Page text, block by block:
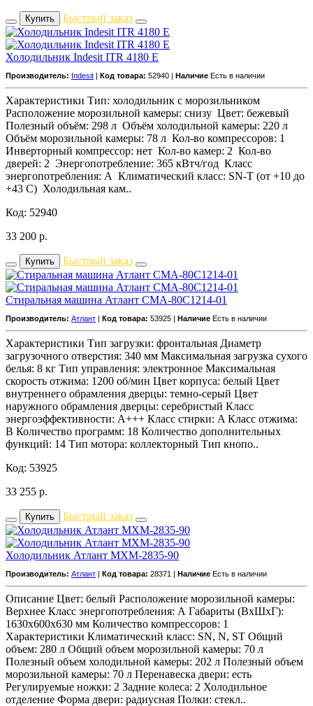
Купить Быстрый заказ
Холодильник Indesit ITR 4180 E
Производитель: Indesit | Код товара: 52940 | Наличие Есть в наличии
Характеристики Тип: холодильник с морозильником
Расположение морозильной камеры: снизу Цвет: бежевый
Полезный объём: 298 л Объём холодильной камеры: 220 л
Объём морозильной камеры: 78 л Кол-во компрессоров: 1
Инверторный компрессор: нет Кол-во камер: 2 Кол-во
дверей: 2 Энергопотребление: 365 кВтч/год Класс
энeргопотребления: A Климатический класс: SN-T (от +10 до
+43 С) Холодильная кам..
Код: 52940
33 200 р.
Купить Быстрый заказ
Стиральная машина Атлант СМА-80С1214-01
Производитель: Атлант | Код товара: 53925 | Наличие Есть в наличии
Характеристики Тип загрузки: фронтальная Диаметр
загрузочного отверстия: 340 мм Максимальная загрузка сухого
белья: 8 кг Тип управления: электронное Максимальная
скорость отжима: 1200 об/мин Цвет корпуса: белый Цвет
внутреннего обрамления дверцы: темно-серый Цвет
наружного обрамления дверцы: серебристый Класс
энергоэффективности: A+++ Класс стирки: A Класс отжима:
B Количество программ: 18 Количество дополнительных
функций: 14 Тип мотора: коллекторный Тип кнопо..
Код: 53925
33 255 р.
Купить Быстрый заказ
Холодильник Атлант МХМ-2835-90
Производитель: Атлант | Код товара: 28371 | Наличие Есть в наличии
Описание Цвет: белый Расположение морозильной камеры:
Верхнее Класс энергопотребления: А Габариты (ВхШхГ):
1630x600x630 мм Количество компрессоров: 1
Характеристики Климатический класс: SN, N, ST Общий
объем: 280 л Общий объем морозильной камеры: 70 л
Полезный объем холодильной камеры: 202 л Полезный объем
морозильной камеры: 70 л Перенавеска двери: есть
Регулируемые ножки: 2 Задние колеса: 2 Холодильное
отделение Форма двери: радиусная Полки: стекл..